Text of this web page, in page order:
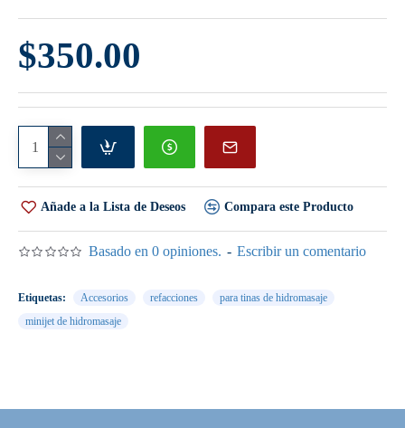
Basado en 0 opiniones. - Escribir un comentario
$350.00
Añade a la Lista de Deseos Compara este Producto
Etiquetas: Accesorios refacciones
para tinas de hidromasaje
minijet de hidromasaje